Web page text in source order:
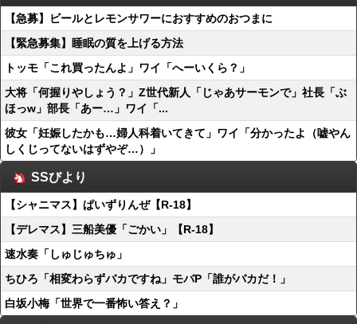
【急募】ビールとレモンサワーにおすすめのおつまに
【緊急募集】睡眠の質を上げる方法
トッモ「これ買ったんよ」ワイ「へーいくら？」
大将「何握りやしょう？」Z世代新人「じゃあサーモンで」社長「ぶ
ほっw」部長「あー…」ワイ「...
彼女「妊娠したかも…婦人科着いてきて」ワイ「分かったよ（嘘やん
しくじってないはずやぞ…）」
SSびより
【シャニマス】ぱいずりんぜ【R-18】
【デレマス】三船美優「ごかい」【R-18】
速水奏「しゅじゅちゅ」
ちひろ「相変わらずバカですね」モバP「誰がバカだ！」
白坂小梅「世界で一番怖い答え？」